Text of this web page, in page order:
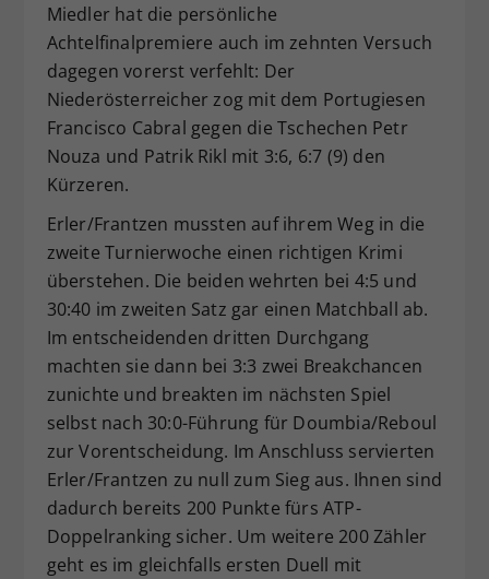
Miedler hat die persönliche
Achtelfinalpremiere auch im zehnten Versuch
dagegen vorerst verfehlt: Der
Niederösterreicher zog mit dem Portugiesen
Francisco Cabral gegen die Tschechen Petr
Nouza und Patrik Rikl mit 3:6, 6:7 (9) den
Kürzeren.
Erler/Frantzen mussten auf ihrem Weg in die
zweite Turnierwoche einen richtigen Krimi
überstehen. Die beiden wehrten bei 4:5 und
30:40 im zweiten Satz gar einen Matchball ab.
Im entscheidenden dritten Durchgang
machten sie dann bei 3:3 zwei Breakchancen
zunichte und breakten im nächsten Spiel
selbst nach 30:0-Führung für Doumbia/Reboul
zur Vorentscheidung. Im Anschluss servierten
Erler/Frantzen zu null zum Sieg aus. Ihnen sind
dadurch bereits 200 Punkte fürs ATP-
Doppelranking sicher. Um weitere 200 Zähler
geht es im gleichfalls ersten Duell mit